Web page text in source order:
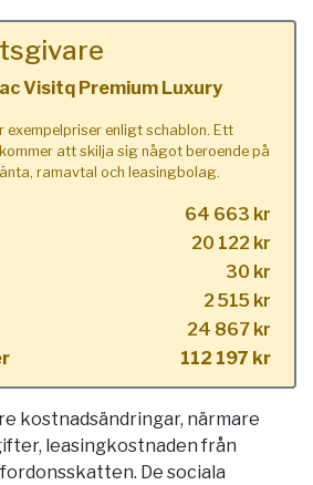
Visitq Premium Luxury
exempelpriser enligt schablon. Ett
att skilja sig något beroende på
ramavtal och leasingbolag.
64 663 kr
20 122 kr
30 kr
2 515 kr
24 867 kr
112 197 kr
kostnadsändringar, närmare
leasingkostnaden från
De sociala